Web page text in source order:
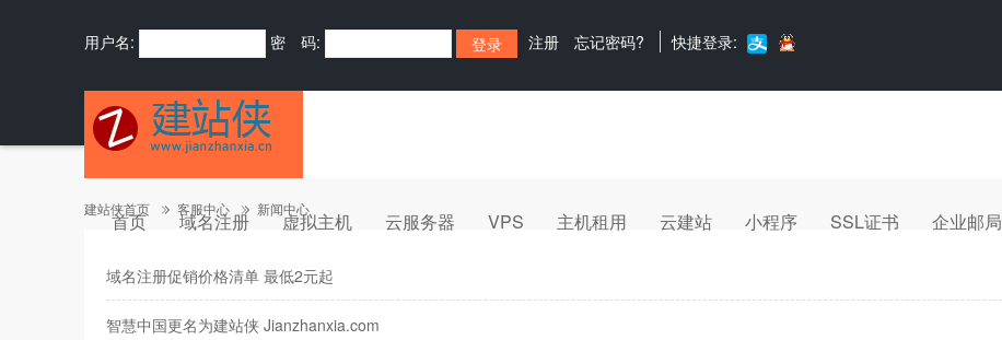
用户名: 密 码: 注册 忘记密码? 快捷登录:
首页 域名注册 虚拟主机 云服务器 VPS 主机租用 云建站 小程序 SSL证书 企业邮局
建站侠首页 客服中心 新闻中心
域名注册促销价格清单 最低2元起
智慧中国更名为建站侠 Jianzhanxia.com